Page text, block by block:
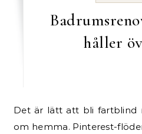
håller
Det är lätt att bli fartblind när man börjar planera
om hemma. Pinterest-